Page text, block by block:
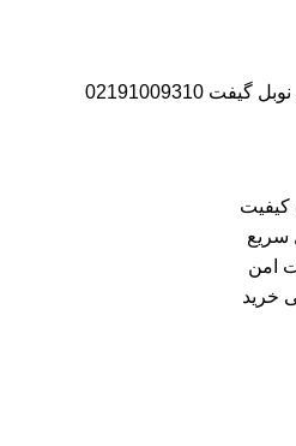
سریع
امن
خرید